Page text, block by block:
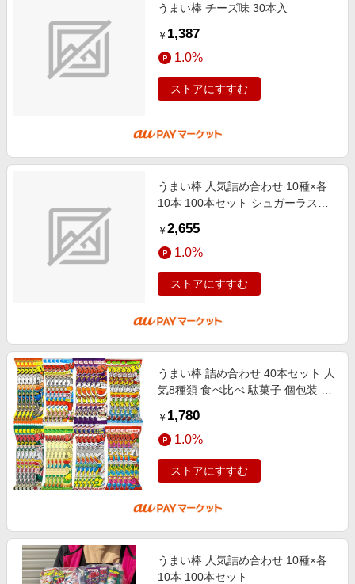
うまい棒 チーズ味 30本入
￥ 1,387
1.0%
ストアにすすむ
うまい棒 人気詰め合わせ 10種×各
10本 100本セット シュガーラスク
チーズ味・めんたい味・エビマ
￥ 2,655
1.0%
ストアにすすむ
うまい棒 詰め合わせ 40本セット 人
気8種類 食べ比べ 駄菓子 個包装 お
ーティー プレゼント 差し入れ
￥ 1,780
1.0%
ストアにすすむ
うまい棒 人気詰め合わせ 10種×各
10本 100本セット